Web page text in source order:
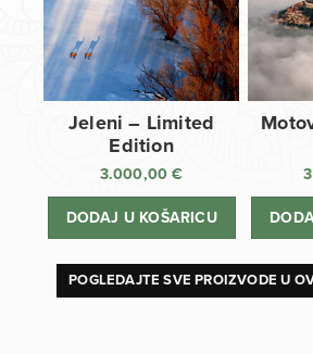
Jeleni – Limited
Edition
3.000,00€
DODAJ U KOŠARICU
POGLEDAJTE SVE PROIZVODE U